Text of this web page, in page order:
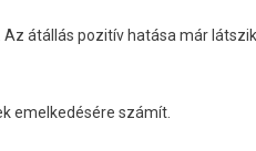
átállás pozitív hatása már látszik
emelkedésére számít.